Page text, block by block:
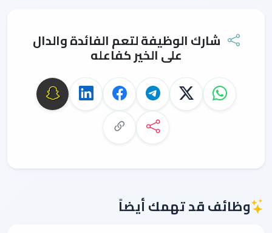
شارك الوظيفة لتعم الفائدة والدال
على الخير كفاعله
وظائف قد تهمك أيضاً